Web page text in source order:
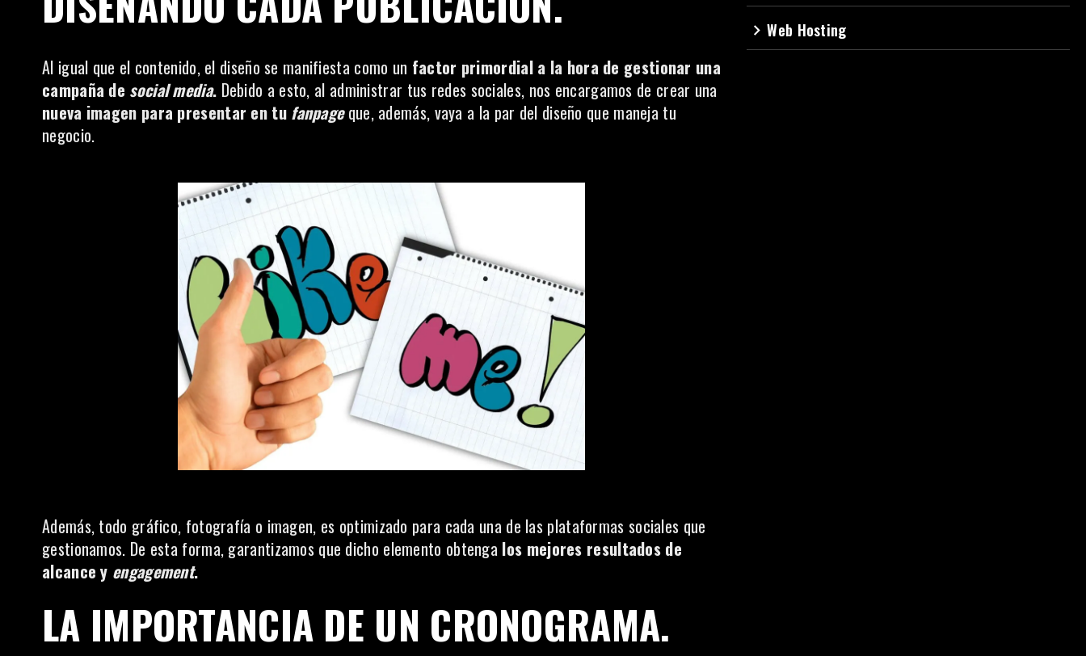
Al igual que el contenido, el diseño se manifiesta como un factor primordial a la hora de gestionar una
campaña de socialmedia. Debido a esto, al administrar tus redes sociales, nos encargamos de crear una
nueva imagen para presentar en tu fanpageque, además, vaya a la par del diseño que maneja tu
negocio.
Además, todo gráfico, fotografía o imagen, es optimizado para cada una de las plataformas sociales que
gestionamos. De esta forma, garantizamos que dicho elemento obtenga los mejores resultados de
alcance y engagement.
LA IMPORTANCIA DE UN CRONOGRAMA.
navigate_nextWeb Hosting